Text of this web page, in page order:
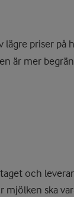
priser på
är mer
och
mjölken ska